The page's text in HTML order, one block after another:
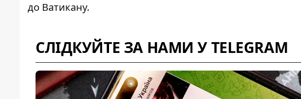
до Ватикану.
СЛІДКУЙТЕ ЗА НАМИ У TELEGRAM